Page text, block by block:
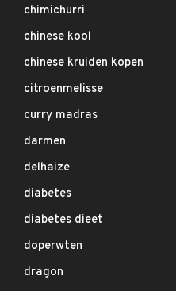
chimichurri
chinese kool
chinese kruiden kopen
citroenmelisse
curry madras
darmen
delhaize
diabetes
diabetes dieet
doperwten
dragon